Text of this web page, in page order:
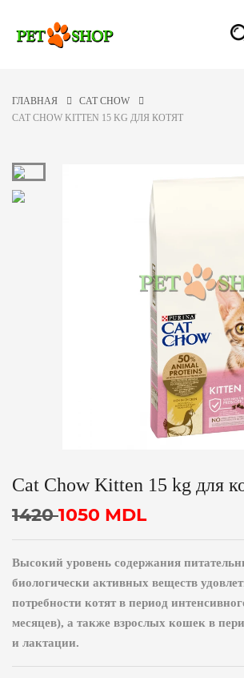
ГЛАВНАЯ
CAT CHOW
CAT CHOW KITTEN 15 KG ДЛЯ КОТЯТ
Cat Chow Kitten 15 kg для
14201050 MDL
Высокий уровень содержания
биологически активных веществ
потребности котят в период
месяцев), а также взрослых кошек в
и лактации.